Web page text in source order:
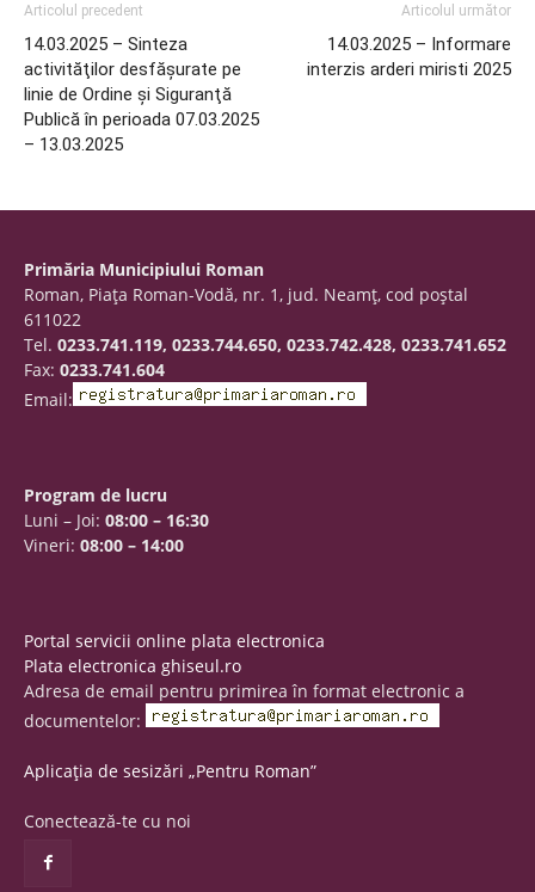
Articolul precedent
14.03.2025 – Sinteza
activităţilor desfăşurate pe
linie de Ordine şi Siguranţă
Publică în perioada 07.03.2025
– 13.03.2025
Articolul următor
14.03.2025 – Informare
interzis arderi miristi 2025
Primăria Municipiului Roman
Roman, Piaţa Roman-Vodă, nr. 1, jud. Neamţ, cod poştal
611022
Tel. 0233.741.119, 0233.744.650, 0233.742.428, 0233.741.652
Fax: 0233.741.604
Email:
Program de lucru
Luni – Joi: 08:00 – 16:30
Vineri: 08:00 – 14:00
Portal servicii online plata electronica
Plata electronica ghiseul.ro
Adresa de email pentru primirea în format electronic a
documentelor:
Aplicația de sesizări „Pentru Roman”
Conectează-te cu noi